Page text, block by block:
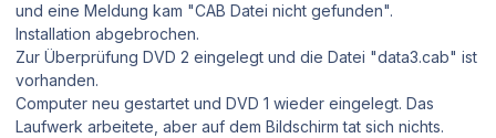
und eine Meldung kam "CAB Datei nicht gefunden".
Installation abgebrochen.
Zur Überprüfung DVD 2 eingelegt und die Datei "data3.cab" ist
vorhanden.
Computer neu gestartet und DVD 1 wieder eingelegt. Das
Laufwerk arbeitete, aber auf dem Bildschirm tat sich nichts.